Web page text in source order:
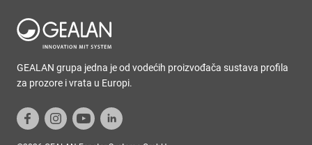
GEALAN grupa jedna je od vodećih proizvođača sustava profila
za prozore i vrata u Europi.